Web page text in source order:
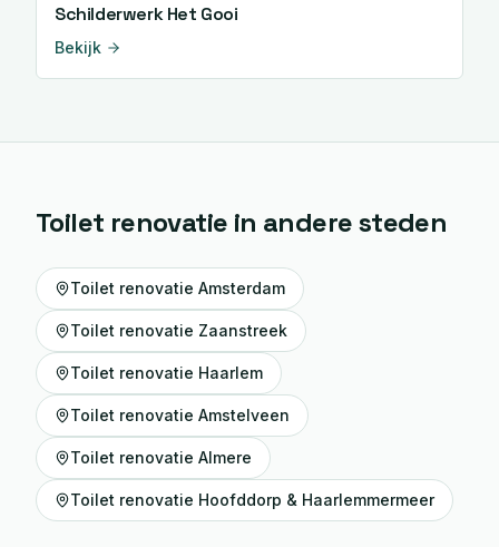
Schilderwerk Het Gooi
Bekijk
Toilet renovatie in andere steden
Toilet renovatie Amsterdam
Toilet renovatie Zaanstreek
Toilet renovatie Haarlem
Toilet renovatie Amstelveen
Toilet renovatie Almere
Toilet renovatie Hoofddorp & Haarlemmermeer